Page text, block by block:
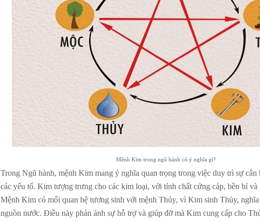
Mệnh Kim trong ngũ hành có ý nghĩa gì?
Trong Ngũ hành, mệnh Kim mang ý nghĩa quan trọng trong việc duy trì sự cân
các yếu tố. Kim tượng trưng cho các kim loại, với tính chất cứng cáp, bền bỉ và
Mệnh Kim có mối quan hệ tương sinh với mệnh Thủy, vì Kim sinh Thủy,
nguồn nước. Điều này phản ánh sự hỗ trợ và giúp đỡ mà Kim cung cấp cho